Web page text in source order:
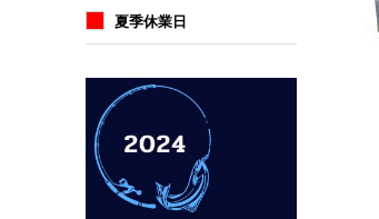
夏季休業日